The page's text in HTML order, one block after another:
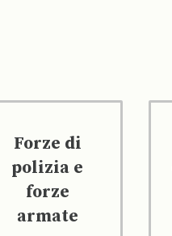
Forze di
polizia e
forze
armate